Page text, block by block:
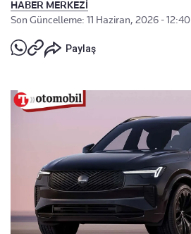
HABER MERKEZİ
Son Güncelleme: 11 Haziran, 2026 - 12:40
Paylaş